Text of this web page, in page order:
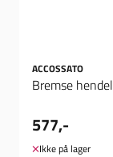
ACCOSSATO
Bremse hendel
577,-
Ikke på lager